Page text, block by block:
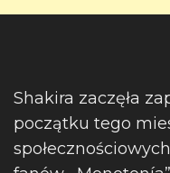
Shakira zaczęła
początku tego